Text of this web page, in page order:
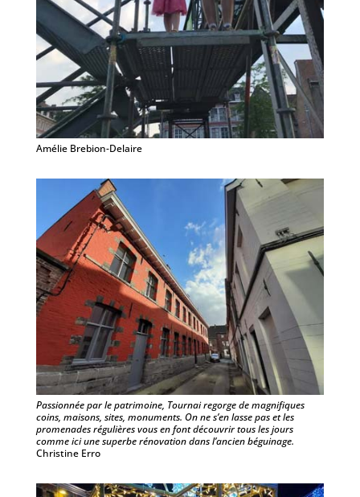
Amélie Brebion-Delaire
Passionnée par le patrimoine, Tournai regorge de magnifiques
coins, maisons, sites, monuments. On ne s’en lasse pas et les
promenades régulières vous en font découvrir tous les jours
comme ici une superbe rénovation dans l’ancien béguinage.
Christine Erro